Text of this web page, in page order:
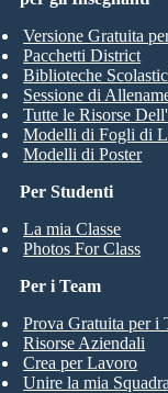
Per Studenti
La mia Classe
Photos For Class
Versione Gratuita
Pacchetti District
Biblioteche
Sessione di
Tutte le Risorse
Modelli di Fogli di
Modelli di Poster
Per i Team
Prova Gratuita per i
Risorse Aziendali
Crea per Lavoro
Unire la mia Squadra